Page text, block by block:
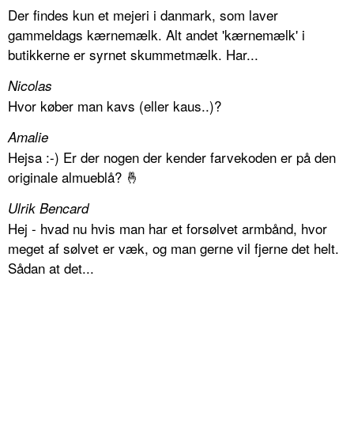
Der findes kun et mejeri i danmark, som laver
gammeldags kærnemælk. Alt andet 'kærnemælk' i
butikkerne er syrnet skummetmælk. Har...
Nicolas
Hvor køber man kavs (eller kaus..)?
Amalie
Hejsa :-) Er der nogen der kender farvekoden er på den
originale almueblå? 🤞
Ulrik Bencard
Hej - hvad nu hvis man har et forsølvet armbånd, hvor
meget af sølvet er væk, og man gerne vil fjerne det helt.
Sådan at det...